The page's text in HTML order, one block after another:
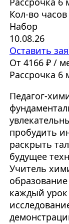
Кол-во часов
Набор
10.08.26
Оставить
От 4166 ₽ /
Рассрочка 6
Педагог-
пробудить
раскрыть
будущее
Учитель
каждый урок